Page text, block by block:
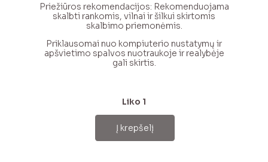
Priežiūros rekomendacijos: Rekomenduojama
skalbti rankomis, vilnai ir šilkui skirtomis
skalbimo priemonėmis.
Priklausomai nuo kompiuterio nustatymų ir
apšvietimo spalvos nuotraukoje ir realybėje
gali skirtis.
Liko 1
produkto
kiekis:
Į krepšelį